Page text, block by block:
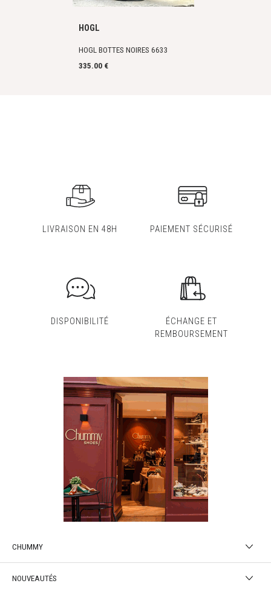
HOGL
HOGL BOTTES NOIRES 6633
335.00 €
LIVRAISON EN 48H PAIEMENT SÉCURISÉ
DISPONIBILITÉ
ÉCHANGE ET
REMBOURSEMENT
CHUMMY
NOUVEAUTÉS